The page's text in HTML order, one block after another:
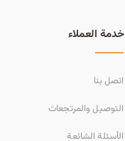
خدمة العملاء
اتصل بنا
التوصيل والمرتجعات
الأسئلة الشائعة